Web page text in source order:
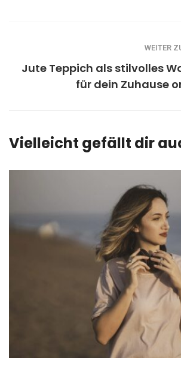
WEITER
Jute Teppich als stilvolles
für dein Zuhause
Vielleicht gefällt dir